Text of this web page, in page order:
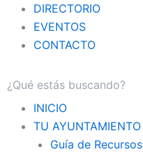
DIRECTORIO
EVENTOS
CONTACTO
INICIO
TU AYUNTAMIENTO
Guía de